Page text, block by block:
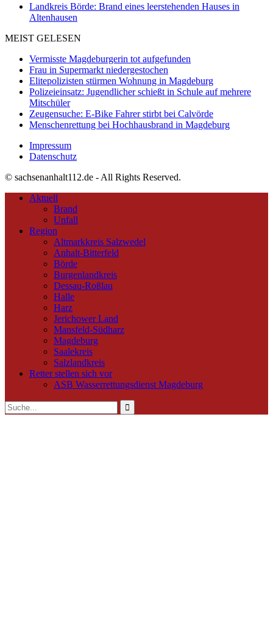
Landkreis Börde: Brand eines leerstehenden Hauses in
Altenhausen
MEIST GELESEN
Vermisste Magdeburgerin tot aufgefunden
Frau in Supermarkt niedergestochen
Elitepolizisten stürmen Wohnung in Magdeburg
Polizeieinsatz: Jugendlicher schießt in Schule auf mehrere
Mitschüler
Zeugensuche: E-Bike Fahrer stirbt bei Calvörde
Menschenrettung bei Hochhausbrand in Magdeburg
Impressum
Datenschutz
© sachsenanhalt112.de - All Rights Reserved.
Aktuell
Brand
Unfall
Region
Altmarkkreis Salzwedel
Anhalt-Bitterfeld
Börde
Burgenlandkreis
Dessau-Roßlau
Halle
Harz
Jerichower Land
Mansfeld-Südharz
Magdeburg
Saalekreis
Salzlandkreis
Retter stellen sich vor
ASB Wasserrettungsdienst Magdeburg